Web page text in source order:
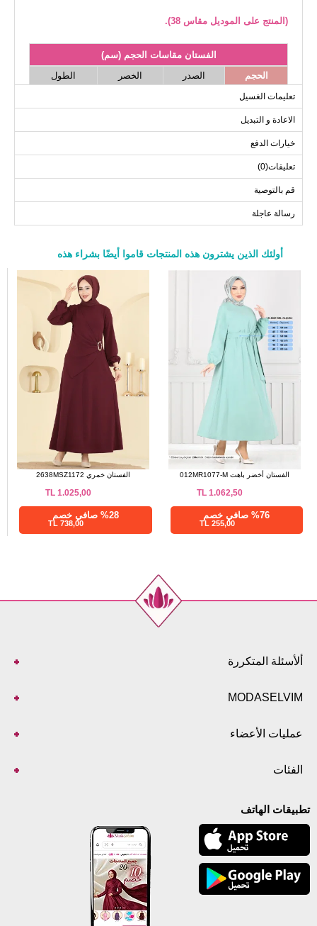
(المنتج على الموديل مقاس 38).
الفستان مقاسات الحجم (سم)
الحجم
الصدر الخصر
الطول
38
42
104
84
136
44
46
48
تعليمات الغسيل
الاعادة و التبديل
خيارات الدفع
تعليقات(0)
قم بالتوصية
رسالة عاجلة
أولئك الذين يشترون هذه المنتجات قاموا أيضًا بشراء هذه
a>
الفستان خمري 2638MSZ1172
1.025,00
%28 صافي خصم
738,00 TL
الفستان أخضر باهت 012MR1077-M
1.062,50
TL
%76 صافي خصم
255,00 TL
ألأسئلة المتكررة
MODASELVIM
عمليات الأعضاء
الفئات
تطبيقات الهاتف